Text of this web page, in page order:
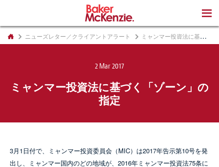
ニューズレター／クライアントアラート ミャンマー投資法に基づく「ゾーン」の指定
2 Mar 2017
ミャンマー投資法に基づく「ゾーン」の
指定
3月1日付で、ミャンマー投資委員会（MIC）は2017年告示第10号を発
出し、ミャンマー国内のどの地域が、2016年ミャンマー投資法75条に